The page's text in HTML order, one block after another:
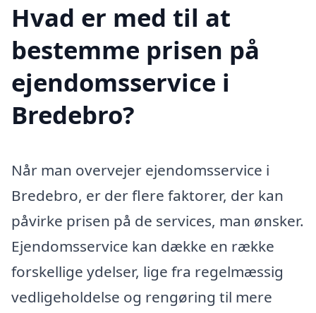
Hvad er med til at
bestemme prisen på
ejendomsservice i
Bredebro?
Når man overvejer ejendomsservice i
Bredebro, er der flere faktorer, der kan
påvirke prisen på de services, man ønsker.
Ejendomsservice kan dække en række
forskellige ydelser, lige fra regelmæssig
vedligeholdelse og rengøring til mere